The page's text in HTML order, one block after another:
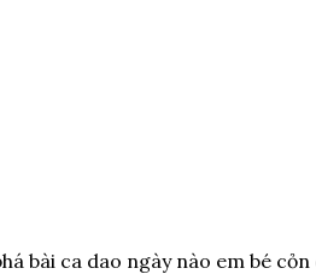
bài ca dao ngày nào em bé